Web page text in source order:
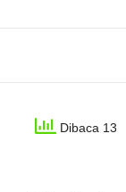
Dibaca 13